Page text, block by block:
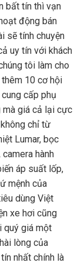
bất tín thì vạn
động bán
sẽ tính chuyện
uy tín với khách
tôi làm cho
10 cơ hội
cấp phụ
mà giá cả lại cực
chỉ từ
Lumar, bọc
hành
áp suất lốp,
mệnh của
dùng Việt
xe hơi cũng
quý giá một
lòng của
nhất chính là